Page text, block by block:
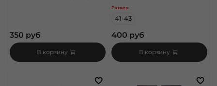
350 руб
В корзину
Размер
41-43
400 руб
В корзину